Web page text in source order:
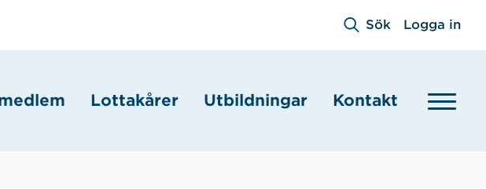
Sök Logga in
Lottakårer Utbildningar Kontakt